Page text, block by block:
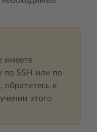
имеете
по SSH или по
обратитесь к
этого